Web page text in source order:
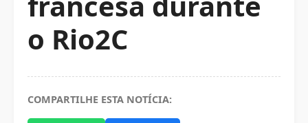
o Rio2C
COMPARTILHE ESTA NOTÍCIA: